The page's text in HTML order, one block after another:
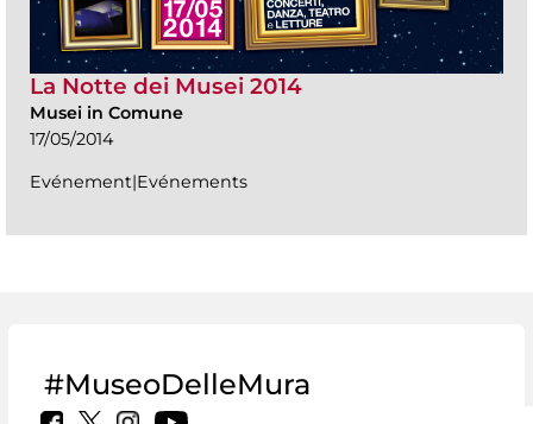
La Notte dei Musei 2014
Musei in Comune
17/05/2014
Evénement|Evénements
#MuseoDelleMura